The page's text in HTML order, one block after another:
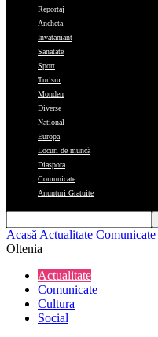
Reportaj
Ancheta
Invatamant
Sanatate
Sport
Turism
Monden
Diverse
National
Europa
Locuri de muncă
Diaspora
Comunicate
Anunturi Gratuite
Acasă Actualitate Comunicate
Oltenia
Actualitate
Comunicate
Cultura
Social